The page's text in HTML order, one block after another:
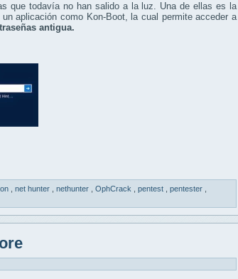
que todavía no han salido a la luz. Una de ellas es la
aplicación como Kon-Boot, la cual permite acceder a
antigua.
net hunter nethunter OphCrack pentest pentester